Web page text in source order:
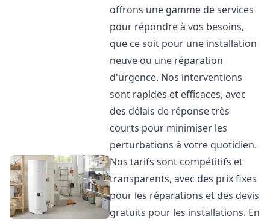
offrons une gamme de services
pour répondre à vos besoins,
que ce soit pour une installation
neuve ou une réparation
d'urgence. Nos interventions
sont rapides et efficaces, avec
des délais de réponse très
courts pour minimiser les
perturbations à votre quotidien.
Nos tarifs sont compétitifs et
transparents, avec des prix fixes
pour les réparations et des devis
gratuits pour les installations. En